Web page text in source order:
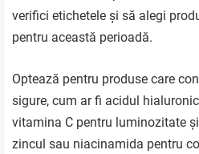
verifici etichetele și să alegi
pentru această perioadă.
Optează pentru produse care
sigure, cum ar fi acidul
vitamina C pentru luminozitate
zincul sau niacinamida pentru